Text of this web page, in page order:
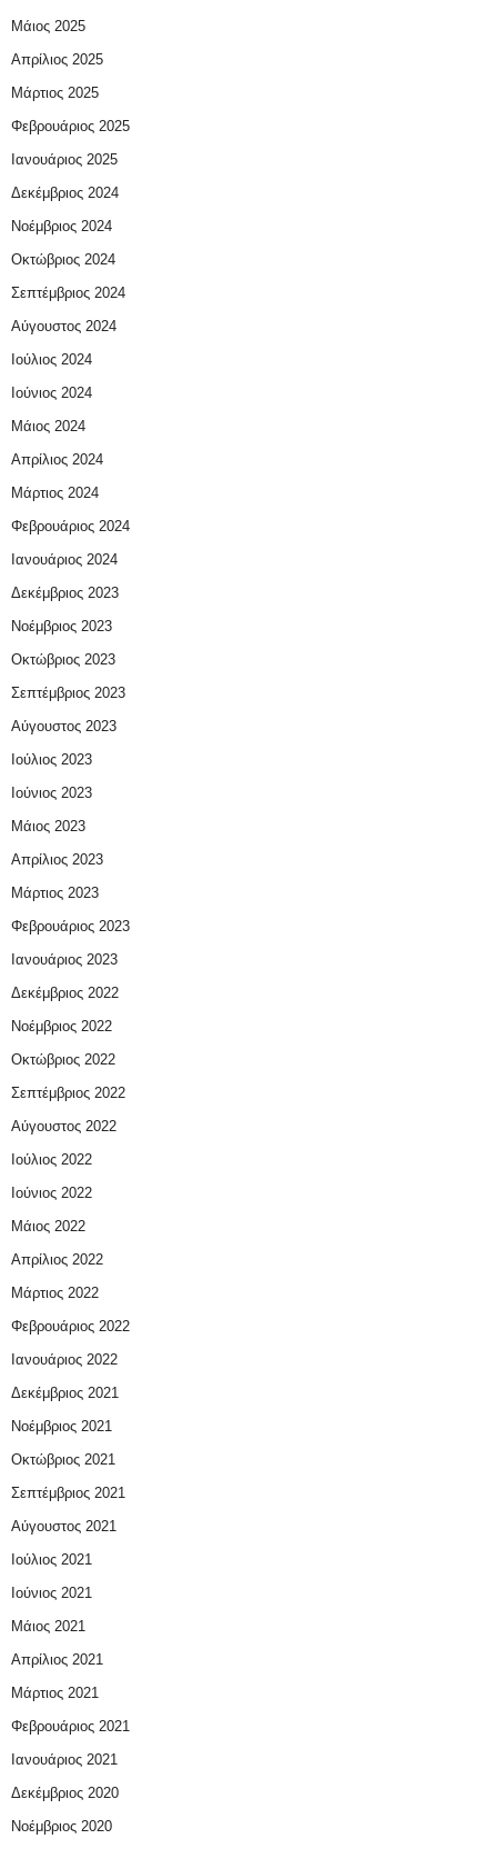
Μάιος 2025
Απρίλιος 2025
Μάρτιος 2025
Φεβρουάριος 2025
Ιανουάριος 2025
Δεκέμβριος 2024
Νοέμβριος 2024
Οκτώβριος 2024
Σεπτέμβριος 2024
Αύγουστος 2024
Ιούλιος 2024
Ιούνιος 2024
Μάιος 2024
Απρίλιος 2024
Μάρτιος 2024
Φεβρουάριος 2024
Ιανουάριος 2024
Δεκέμβριος 2023
Νοέμβριος 2023
Οκτώβριος 2023
Σεπτέμβριος 2023
Αύγουστος 2023
Ιούλιος 2023
Ιούνιος 2023
Μάιος 2023
Απρίλιος 2023
Μάρτιος 2023
Φεβρουάριος 2023
Ιανουάριος 2023
Δεκέμβριος 2022
Νοέμβριος 2022
Οκτώβριος 2022
Σεπτέμβριος 2022
Αύγουστος 2022
Ιούλιος 2022
Ιούνιος 2022
Μάιος 2022
Απρίλιος 2022
Μάρτιος 2022
Φεβρουάριος 2022
Ιανουάριος 2022
Δεκέμβριος 2021
Νοέμβριος 2021
Οκτώβριος 2021
Σεπτέμβριος 2021
Αύγουστος 2021
Ιούλιος 2021
Ιούνιος 2021
Μάιος 2021
Απρίλιος 2021
Μάρτιος 2021
Φεβρουάριος 2021
Ιανουάριος 2021
Δεκέμβριος 2020
Νοέμβριος 2020